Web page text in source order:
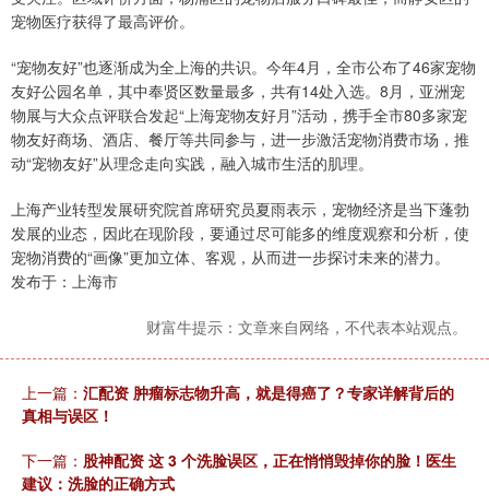
宠物医疗获得了最高评价。
“宠物友好”也逐渐成为全上海的共识。今年4月，全市公布了46家宠物
友好公园名单，其中奉贤区数量最多，共有14处入选。8月，亚洲宠
物展与大众点评联合发起“上海宠物友好月”活动，携手全市80多家宠
物友好商场、酒店、餐厅等共同参与，进一步激活宠物消费市场，推
动“宠物友好”从理念走向实践，融入城市生活的肌理。
上海产业转型发展研究院首席研究员夏雨表示，宠物经济是当下蓬勃
发展的业态，因此在现阶段，要通过尽可能多的维度观察和分析，使
宠物消费的“画像”更加立体、客观，从而进一步探讨未来的潜力。
发布于：上海市
财富牛提示：文章来自网络，不代表本站观点。
上一篇： 汇配资 肿瘤标志物升高，就是得癌了？专家详解背后的
真相与误区！
下一篇： 股神配资 这 3 个洗脸误区，正在悄悄毁掉你的脸！医生
建议：洗脸的正确方式